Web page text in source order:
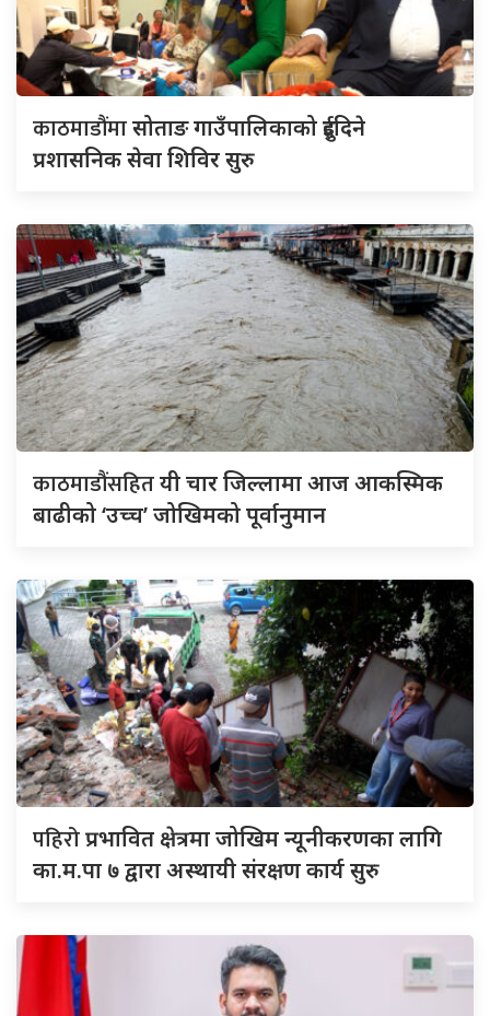
काठमाडौंमासोताङ गाउँपालिकाको दुईदिने
प्रशासनिक सेवा शिविर सुरु
काठमाडौंसहितयी चार जिल्लामा आज आकस्मिक
बाढीको ‘उच्च’ जोखिमको पूर्वानुमान
पहिरोप्रभावित क्षेत्रमा जोखिम न्यूनीकरणका लागि
का.म.पा ७ द्वारा अस्थायी संरक्षण कार्य सुरु